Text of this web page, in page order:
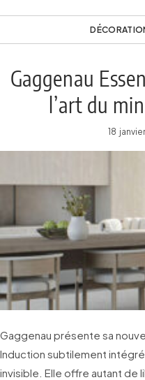
Gaggenau
l’art du
18
Gaggenau présente sa
Induction subtilement
invisible. Elle offre autant